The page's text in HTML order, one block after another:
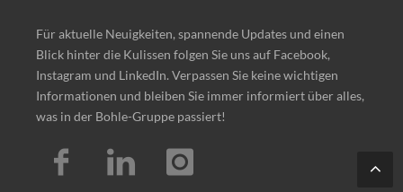
Für aktuelle Neuigkeiten, spannende Updates und einen
Blick hinter die Kulissen folgen Sie uns auf Facebook,
Instagram und LinkedIn. Verpassen Sie keine wichtigen
Informationen und bleiben Sie immer informiert über alles,
was in der Bohle-Gruppe passiert!